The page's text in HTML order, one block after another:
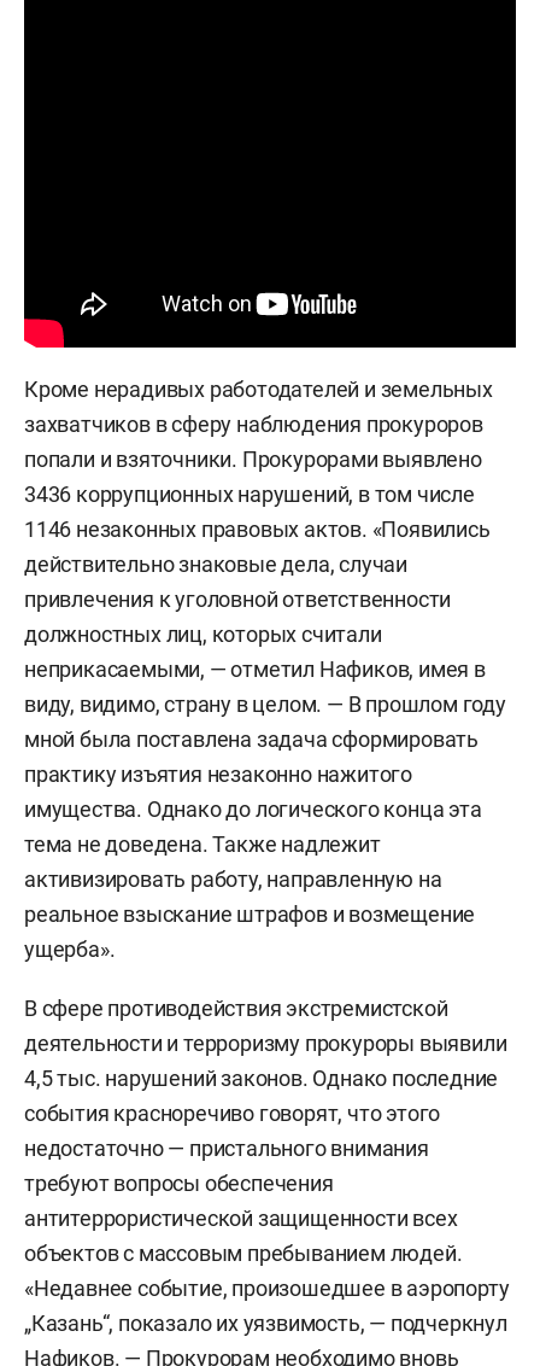
Кроме нерадивых работодателей и земельных
захватчиков в сферу наблюдения прокуроров
попали и взяточники. Прокурорами выявлено
3436 коррупционных нарушений, в том числе
1146 незаконных правовых актов. «Появились
действительно знаковые дела, случаи
привлечения к уголовной ответственности
должностных лиц, которых считали
неприкасаемыми, — отметил Нафиков, имея в
виду, видимо, страну в целом. — В прошлом году
мной была поставлена задача сформировать
практику изъятия незаконно нажитого
имущества. Однако до логического конца эта
тема не доведена. Также надлежит
активизировать работу, направленную на
реальное взыскание штрафов и возмещение
ущерба».
В сфере противодействия экстремистской
деятельности и терроризму прокуроры выявили
4,5 тыс. нарушений законов. Однако последние
события красноречиво говорят, что этого
недостаточно — пристального внимания
требуют вопросы обеспечения
антитеррористической защищенности всех
объектов с массовым пребыванием людей.
«Недавнее событие, произошедшее в аэропорту
„Казань“, показало их уязвимость, — подчеркнул
Нафиков. — Прокурорам необходимо вновь